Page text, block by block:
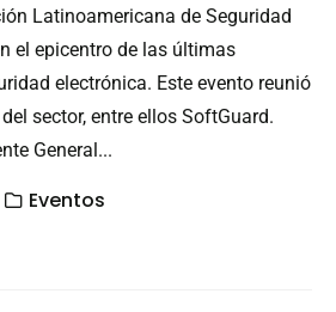
Latinoamericana de Seguridad
el epicentro de las últimas
electrónica. Este evento reunió
sector, entre ellos SoftGuard.
General...
Eventos